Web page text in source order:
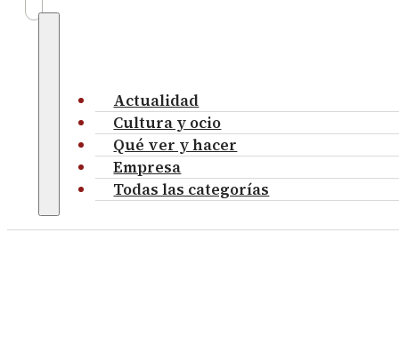
Actualidad
Cultura y ocio
Qué ver y hacer
Empresa
Todas las categorías